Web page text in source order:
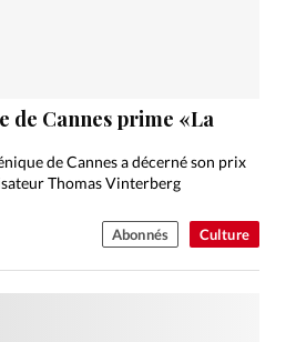
Culture
de Cannes prime «La
de Cannes a décerné son prix
Thomas Vinterberg
Abonnés